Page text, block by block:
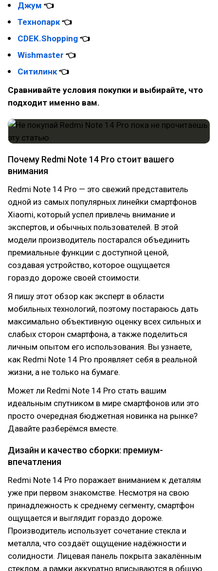
Джум 👈
Технопарк👈
CDEK.Shopping 👈
Wishmaster 👈
Ситилинк👈
Сравнивайте условия покупки и выбирайте, что
подходит именно вам.
Почему Redmi Note 14 Pro стоит вашего
внимания
Redmi Note 14 Pro — это свежий представитель
одной из самых популярных линейки смартфонов
Xiaomi, который успел привлечь внимание и
экспертов, и обычных пользователей. В этой
модели производитель постарался объединить
премиальные функции с доступной ценой,
создавая устройство, которое ощущается
гораздо дороже своей стоимости.
Я пишу этот обзор как эксперт в области
мобильных технологий, поэтому постараюсь дать
максимально объективную оценку всех сильных и
слабых сторон смартфона, а также поделиться
личным опытом его использования. Вы узнаете,
как Redmi Note 14 Pro проявляет себя в реальной
жизни, а не только на бумаге.
Может ли Redmi Note 14 Pro стать вашим
идеальным спутником в мире смартфонов или это
просто очередная бюджетная новинка на рынке?
Давайте разберёмся вместе.
Дизайн и качество сборки: премиум-
впечатления
Redmi Note 14 Pro поражает вниманием к деталям
уже при первом знакомстве. Несмотря на свою
принадлежность к среднему сегменту, смартфон
ощущается и выглядит гораздо дороже.
Производитель использует сочетание стекла и
металла, что создаёт ощущение надёжности и
солидности. Лицевая панель покрыта закалённым
стеклом, а рамки аккуратно вписываются в общую